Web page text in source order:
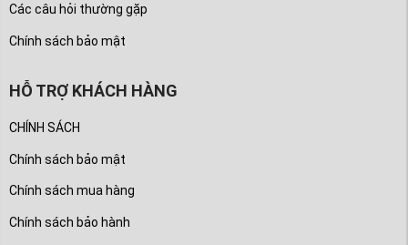
Các câu hỏi thường gặp
Chính sách bảo mật
HỖ TRỢ KHÁCH HÀNG
CHÍNH SÁCH
Chính sách bảo mật
Chính sách mua hàng
Chính sách bảo hành